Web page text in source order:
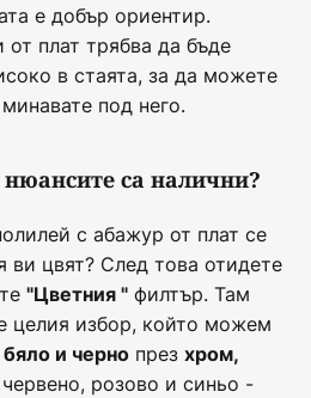
е добър ориентир.
плат трябва да бъде
в стаята, за да можете
под него.
са налични?
с абажур от плат се
ви цвят? След това отидете
"Цветния " филтър. Там
целия избор, който можем
бяло и черно през хром,
розово и синьо -